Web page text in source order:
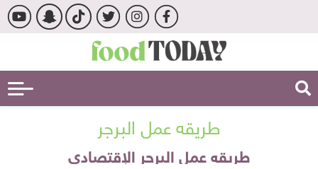
طريقه عمل البرجر
طريقه عمل البرجر الإقتصادي